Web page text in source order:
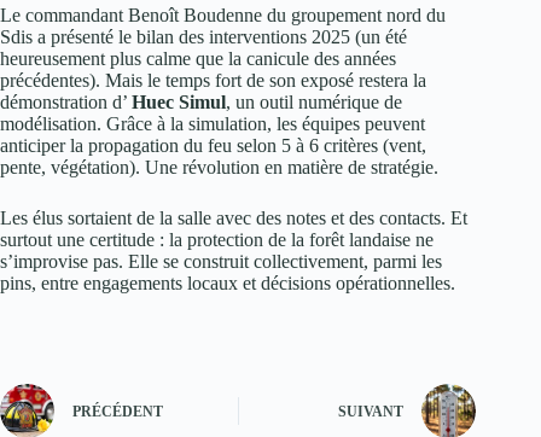
Le commandant Benoît Boudenne du groupement nord du
Sdis a présenté le bilan des interventions 2025 (un été
heureusement plus calme que la canicule des années
précédentes). Mais le temps fort de son exposé restera la
démonstration d’ Huec Simul, un outil numérique de
modélisation. Grâce à la simulation, les équipes peuvent
anticiper la propagation du feu selon 5 à 6 critères (vent,
pente, végétation). Une révolution en matière de stratégie.
Les élus sortaient de la salle avec des notes et des contacts. Et
surtout une certitude : la protection de la forêt landaise ne
s’improvise pas. Elle se construit collectivement, parmi les
pins, entre engagements locaux et décisions opérationnelles.
PRÉCÉDENT SUIVANT